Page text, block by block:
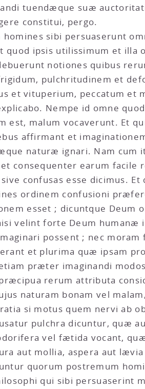
tuendæque suæ
constitui, pergo.
homines sibi persuaserunt
quod ipsis utilissimum et illa
notiones quibus
pulchritudinem et
et vituperium, peccatum et
Nempe id omne
est, malum vocaverunt. Et
affirmant et
naturæ ignari. Nam cum
consequenter earum facile
confusas esse dicimus.
ordinem confusioni
esset ; dicuntque Deum
velint forte Deum humanæ
possent ; nec
et plurima quæ ipsam
præter imaginandi
rerum attributa
naturam bonam vel
si motus quem nervi ab
pulchra dicuntur, quæ
vel fætida vocant,
aut mollia, aspera aut
quorum postremum
qui sibi persuaserint